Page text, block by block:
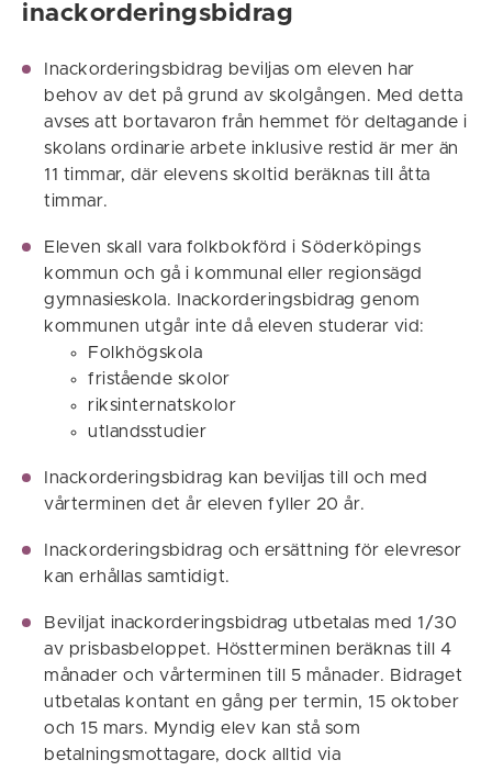
inackorderingsbidrag
Inackorderingsbidrag beviljas om eleven har
behov av det på grund av skolgången. Med detta
avses att bortavaron från hemmet för deltagande i
skolans ordinarie arbete inklusive restid är mer än
11 timmar, där elevens skoltid beräknas till åtta
timmar.
Eleven skall vara folkbokförd i Söderköpings
kommun och gå i kommunal eller regionsägd
gymnasieskola. Inackorderingsbidrag genom
kommunen utgår inte då eleven studerar vid:
Folkhögskola
fristående skolor
riksinternatskolor
utlandsstudier
Inackorderingsbidrag kan beviljas till och med
vårterminen det år eleven fyller 20 år.
Inackorderingsbidrag och ersättning för elevresor
kan erhållas samtidigt.
Beviljat inackorderingsbidrag utbetalas med 1/30
av prisbasbeloppet. Höstterminen beräknas till 4
månader och vårterminen till 5 månader. Bidraget
utbetalas kontant en gång per termin, 15 oktober
och 15 mars. Myndig elev kan stå som
betalningsmottagare, dock alltid via